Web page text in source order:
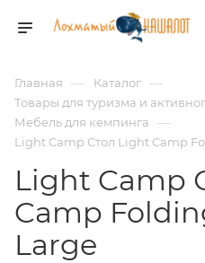
Главная — Каталог —
Товары для туризма и
Мебель для кемпинга —
Light Camp Стол Light Camp
Light Camp
Camp
Large